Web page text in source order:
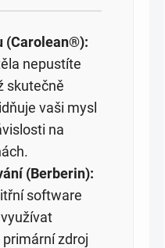
(Carolean®):
nepustíte
skutečně
vaši mysl
na
(Berberin):
software
zdroj